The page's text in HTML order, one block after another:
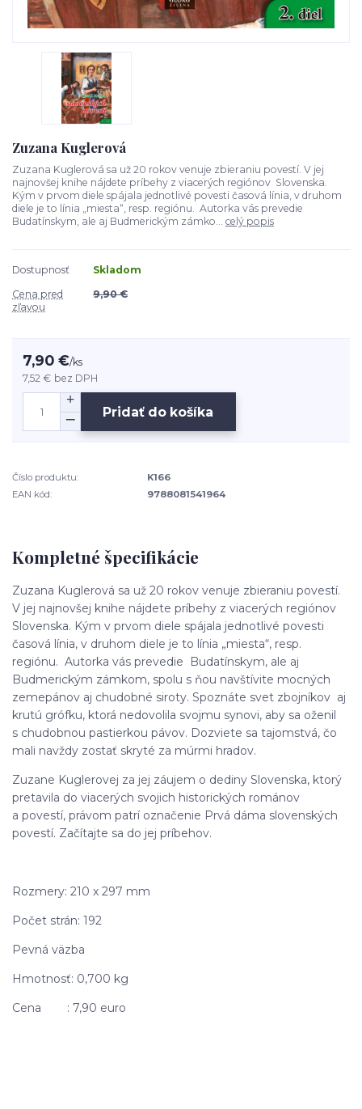
Zuzana Kuglerová
Zuzana Kuglerová sa už 20 rokov venuje zbieraniu povestí. V jej
najnovšej knihe nájdete príbehy z viacerých regiónov Slovenska.
Kým v prvom diele spájala jednotlivé povesti časová línia, v druhom
diele je to línia „miesta“, resp. regiónu. Autorka vás prevedie
Budatínskym, ale aj Budmerickým zámko... celý popis
Dostupnosť
Skladom
Cena pred
zľavou
9,90 €
7,90 €/ks
7,52 € bez DPH
Pridať do košíka
Číslo produktu:
K166
EAN kód:
9788081541964
Kompletné špecifikácie
Zuzana Kuglerová sa už 20 rokov venuje zbieraniu povestí.
V jej najnovšej knihe nájdete príbehy z viacerých regiónov
Slovenska. Kým v prvom diele spájala jednotlivé povesti
časová línia, v druhom diele je to línia „miesta“, resp.
regiónu. Autorka vás prevedie Budatínskym, ale aj
Budmerickým zámkom, spolu s ňou navštívite mocných
zemepánov aj chudobné siroty. Spoznáte svet zbojníkov aj
krutú grófku, ktorá nedovolila svojmu synovi, aby sa oženil
s chudobnou pastierkou pávov. Dozviete sa tajomstvá, čo
mali navždy zostať skryté za múrmi hradov.
Zuzane Kuglerovej za jej záujem o dediny Slovenska, ktorý
pretavila do viacerých svojich historických románov
a povestí, právom patrí označenie Prvá dáma slovenských
povestí. Začítajte sa do jej príbehov.
Rozmery: 210 x 297 mm
Počet strán: 192
Pevná väzba
Hmotnosť: 0,700 kg
Cena : 7,90 euro